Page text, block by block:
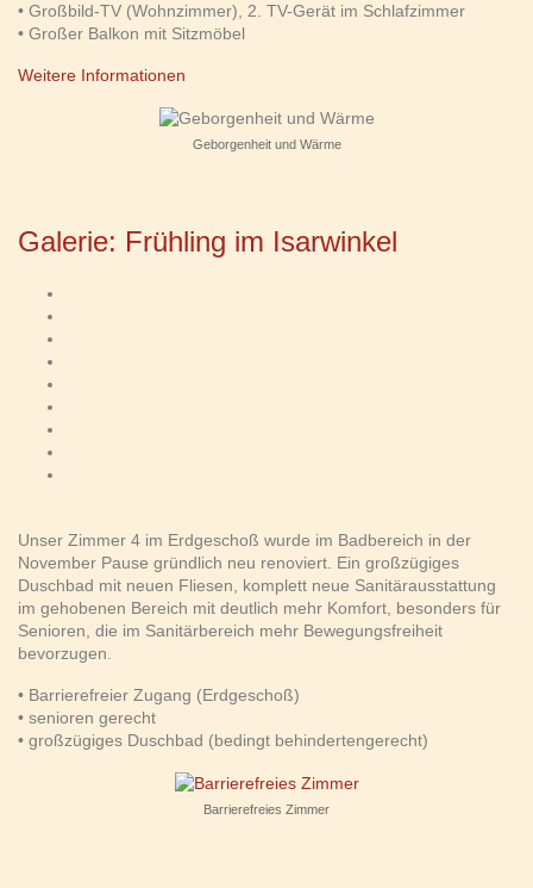
• Großbild-TV (Wohnzimmer), 2. TV-Gerät im Schlafzimmer
• Großer Balkon mit Sitzmöbel
Weitere Informationen
Geborgenheit und Wärme
Galerie: Frühling im Isarwinkel
Unser Zimmer 4 im Erdgeschoß wurde im Badbereich in der
November Pause gründlich neu renoviert. Ein großzügiges
Duschbad mit neuen Fliesen, komplett neue Sanitärausstattung
im gehobenen Bereich mit deutlich mehr Komfort, besonders für
Senioren, die im Sanitärbereich mehr Bewegungsfreiheit
bevorzugen.
• Barrierefreier Zugang (Erdgeschoß)
• senioren gerecht
• großzügiges Duschbad (bedingt behindertengerecht)
Barrierefreies Zimmer